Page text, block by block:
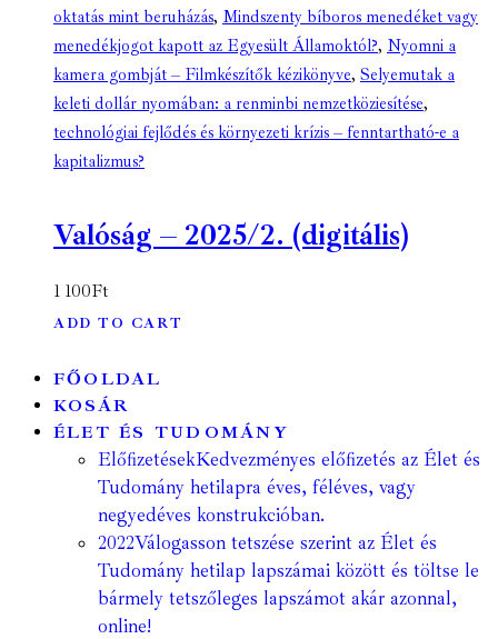
oktatás mint beruházás, Mindszenty bíboros menedéket vagy
menedékjogot kapott az Egyesült Államoktól?, Nyomni a
kamera gombját – Filmkészítők kézikönyve, Selyemutak a
keleti dollár nyomában: a renminbi nemzetköziesítése,
technológiai fejlődés és környezeti krízis – fenntartható-e a
kapitalizmus?
Valóság – 2025/2. (digitális)
1 100Ft
ADD TO CART
FŐOLDAL
KOSÁR
ÉLET ÉS TUDOMÁNY
ElőfizetésekKedvezményes előfizetés az Élet és
Tudomány hetilapra éves, féléves, vagy
negyedéves konstrukcióban.
2022Válogasson tetszése szerint az Élet és
Tudomány hetilap lapszámai között és töltse le
bármely tetszőleges lapszámot akár azonnal,
online!